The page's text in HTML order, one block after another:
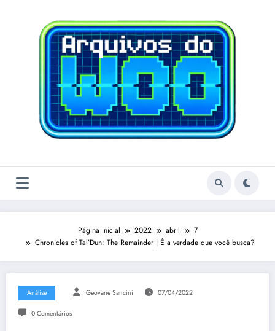
Página inicial 2022 abril
7
Chronicles of Tal’Dun: The Remainder | É a verdade que você busca?
Análise Geovane Sancini 07/04/2022
0 Comentários